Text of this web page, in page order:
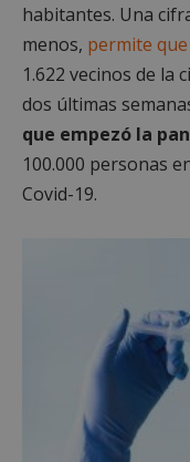
habitantes. Una
menos, permite
1.622 vecinos de la
dos últimas
que empezó la
100.000 personas
Covid-19.